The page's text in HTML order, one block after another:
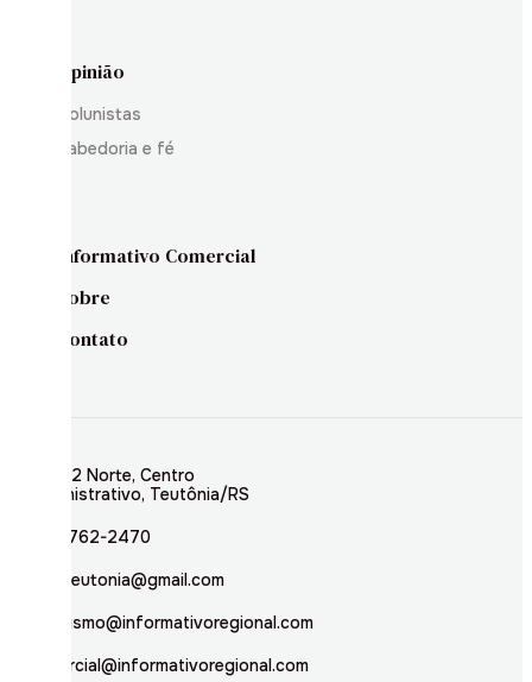
Opinião
Colunistas
Sabedoria e fé
Informativo Comercial
Sobre
Contato
Rua 02 Norte, Centro
Administrativo, Teutônia/RS
(51) 3762-2470
inforteutonia@gmail.com
jornalismo@informativoregional.com
comercial@informativoregional.com